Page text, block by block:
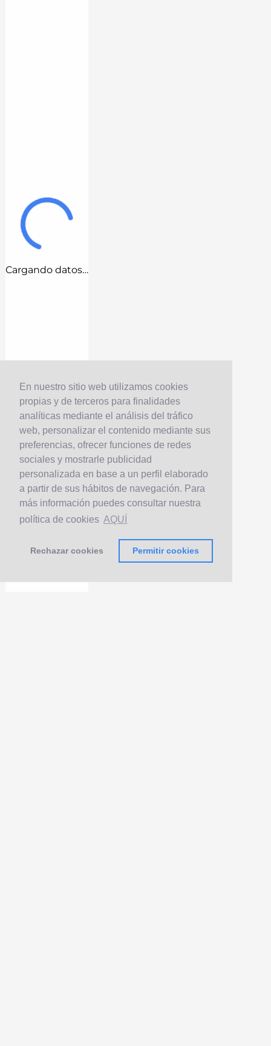
En nuestro sitio web utilizamos cookies
propias y de terceros para finalidades
analíticas mediante el análisis del tráfico
web, personalizar el contenido mediante sus
preferencias, ofrecer funciones de redes
sociales y mostrarle publicidad
personalizada en base a un perfil elaborado
a partir de sus hábitos de navegación. Para
más información puedes consultar nuestra
política de cookies AQUÍ
Rechazar cookies Permitir cookies
Cargando datos…